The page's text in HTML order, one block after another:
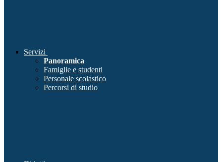
Servizi
Panoramica
Famiglie e studenti
Personale scolastico
Percorsi di studio